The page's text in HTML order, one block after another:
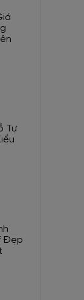
Tự
Đẹp